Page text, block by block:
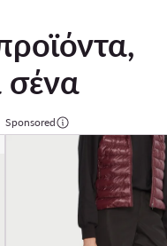
σένα
Sponsored